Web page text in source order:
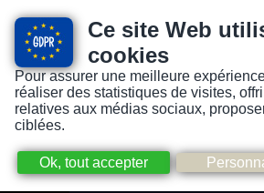
Ce site Web
cookies
Pour assurer une meilleure
réaliser des statistiques de visites,
relatives aux médias sociaux,
ciblées.
Version pour personnes mal-